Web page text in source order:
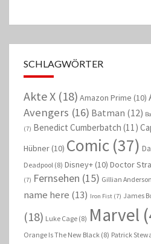
SCHLAGWÖRTER
Akte X (18) Amazon Prime (10)
Avengers (16) Batman (12)
(7) Benedict Cumberbatch (11)
Hübner (10) Comic (37)
Deadpool (8) Disney+ (10) Doctor
(7) Fernsehen (15) Gillian Anderson
name here (13) Iron Fist (7) James
(18) Luke Cage (8) Marvel
Orange Is The New Black (8) Patrick